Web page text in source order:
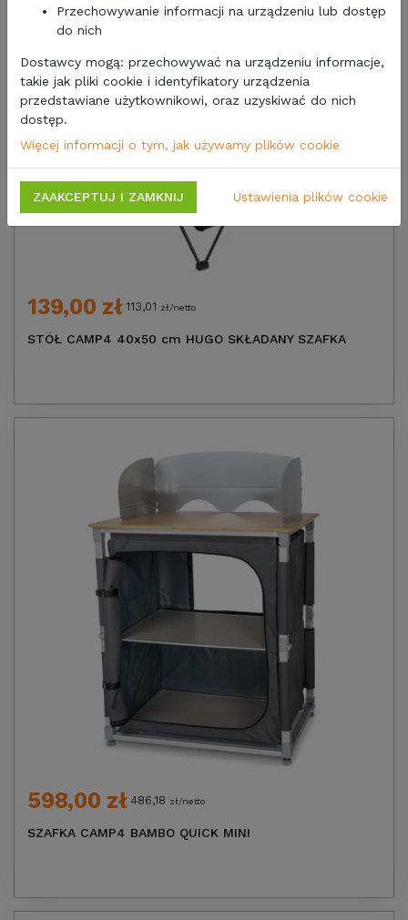
139,00 zł 113,01 zł/netto
STÓŁ CAMP4 40x50 cm HUGO SKŁADANY SZAFKA
598,00 zł 486,18 zł/netto
SZAFKA CAMP4 BAMBO QUICK MINI
Przechowywanie informacji na urządzeniu lub dostęp
do nich
Dostawcy mogą: przechowywać na urządzeniu informacje,
takie jak pliki cookie i identyfikatory urządzenia
przedstawiane użytkownikowi, oraz uzyskiwać do nich
dostęp.
Więcej informacji o tym, jak używamy plików cookie
ZAAKCEPTUJ I ZAMKNIJ Ustawienia plików cookie